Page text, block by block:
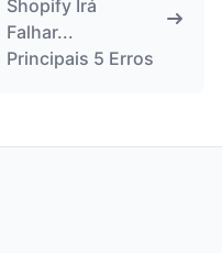
Shopify Irá
Falhar...
Principais 5 Erros